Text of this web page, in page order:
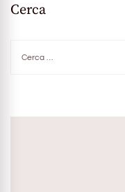
Cerca
per: